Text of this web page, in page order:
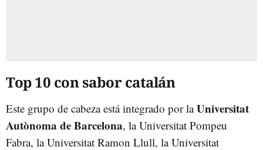
Top 10 con sabor catalán
Este grupo de cabeza está integrado por laUniversitat
Autònoma de Barcelona, la Universitat Pompeu
Fabra, la Universitat Ramon Llull, la Universitat